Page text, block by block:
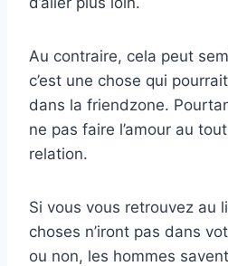
Au contraire, cela peut
c’est une chose qui
dans la friendzone.
ne pas faire l’amour au
relation.
Si vous vous retrouvez au
choses n’iront pas dans
ou non, les hommes